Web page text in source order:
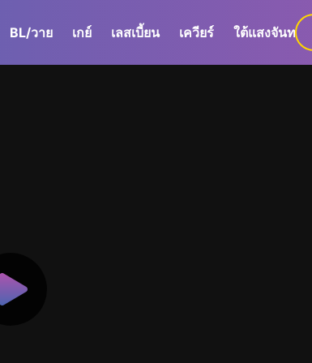
BL/วาย เกย์ เลสเบี้ยน เควียร์ ใต้แสงจันทร์